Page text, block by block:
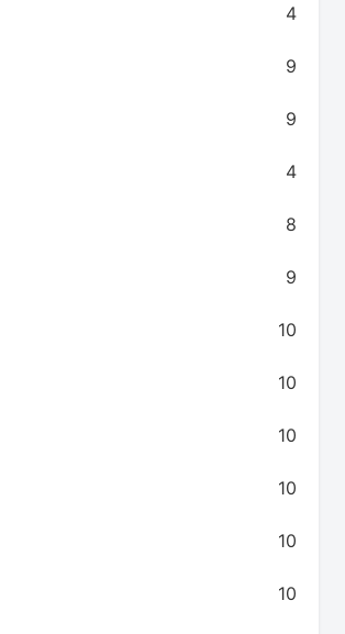
4
9
9
4
8
9
10
10
10
10
10
10